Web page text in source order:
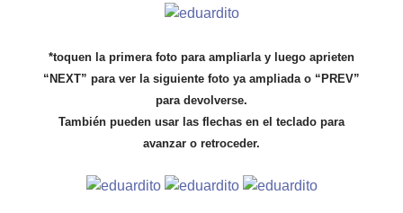
*toquen la primera foto para ampliarla y luego aprieten
“NEXT” para ver la siguiente foto ya ampliada o “PREV”
para devolverse.
También pueden usar las flechas en el teclado para
avanzar o retroceder.